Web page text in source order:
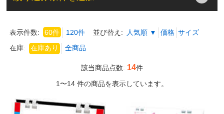
表示件数: 60件 120件 並び替え: 人気順 ▼ 価格 サイズ
在庫:
該当商品点数: 14件
1〜14 件の商品を表示しています。